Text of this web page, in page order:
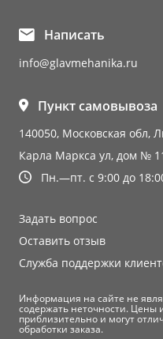
Написать
info@glavmehanika.ru
Пункт самовывоза
140050, Московская обл,
Карла Маркса ул, дом №
Пн.—пт. с 9:00 до
Задать вопрос
Оставить отзыв
Служба поддержки
Информация на сайте не
содержать неточности. Цены
приблизительно и могут
обработки заказа.